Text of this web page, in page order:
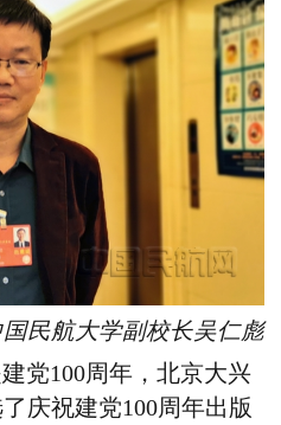
民航大学副校长吴仁彪
党100周年，北京大兴
庆祝建党100周年出版